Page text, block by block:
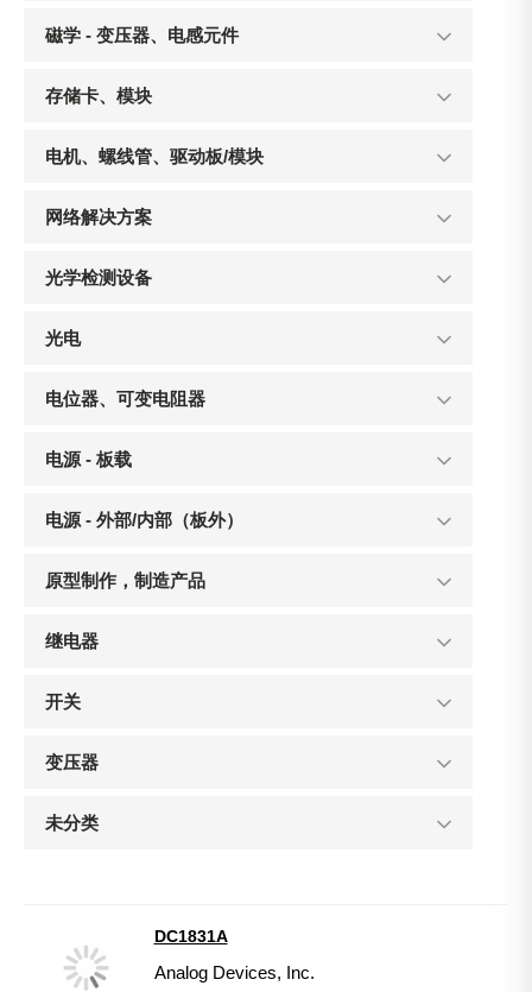
磁学 - 变压器、电感元件
存储卡、模块
电机、螺线管、驱动板/模块
网络解决方案
光学检测设备
光电
电位器、可变电阻器
电源 - 板载
电源 - 外部/内部（板外）
原型制作，制造产品
继电器
开关
变压器
未分类
DC1831A
Analog Devices, Inc.